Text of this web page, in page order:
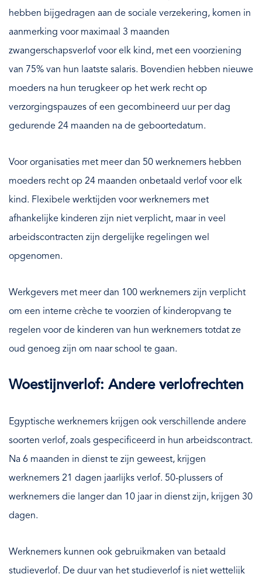
hebben bijgedragen aan de sociale verzekering, komen in
aanmerking voor maximaal 3 maanden
zwangerschapsverlof voor elk kind, met een voorziening
van 75% van hun laatste salaris. Bovendien hebben nieuwe
moeders na hun terugkeer op het werk recht op
verzorgingspauzes of een gecombineerd uur per dag
gedurende 24 maanden na de geboortedatum.
Voor organisaties met meer dan 50 werknemers hebben
moeders recht op 24 maanden onbetaald verlof voor elk
kind. Flexibele werktijden voor werknemers met
afhankelijke kinderen zijn niet verplicht, maar in veel
arbeidscontracten zijn dergelijke regelingen wel
opgenomen.
Werkgevers met meer dan 100 werknemers zijn verplicht
om een interne crèche te voorzien of kinderopvang te
regelen voor de kinderen van hun werknemers totdat ze
oud genoeg zijn om naar school te gaan.
Woestijnverlof: Andere verlofrechten
Egyptische werknemers krijgen ook verschillende andere
soorten verlof, zoals gespecificeerd in hun arbeidscontract.
Na 6 maanden in dienst te zijn geweest, krijgen
werknemers 21 dagen jaarlijks verlof. 50-plussers of
werknemers die langer dan 10 jaar in dienst zijn, krijgen 30
dagen.
Werknemers kunnen ook gebruikmaken van betaald
studieverlof. De duur van het studieverlof is niet wettelijk